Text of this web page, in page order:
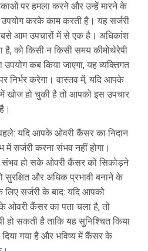
पर हमला करने और उन्हें मारने के
करके काम करती है। यह सर्जरी
आम उपचारों में से एक है। अधिकांश
है, को किसी न किसी समय कीमोथेरेपी
कब किया जाएगा, यह व्यक्तिगत
करेगा। वास्तव में, यदि आपके
खोज हो चुकी है तो आपको इस उपचार
यदि आपके ओवरी कैंसर का निदान
सर्जरी करना संभव नहीं होगा।
संभव हो सके ओवरी कैंसर को सिकोड़ने
सुरक्षित और अधिक प्रभावी बनाने के
सर्जरी के बाद: यदि आपको
के ओवरी कैंसर का पता चला है, तो
हो सकती है ताकि यह सुनिश्चित किया
गया है और भविष्य में कैंसर के